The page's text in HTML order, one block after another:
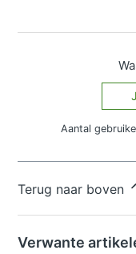
Aantal
Terug naar boven
Verwante